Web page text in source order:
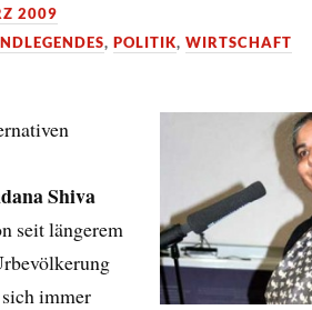
2009
,POLITIK,WIRTSCHAFT
Shiva
seit längerem
immer